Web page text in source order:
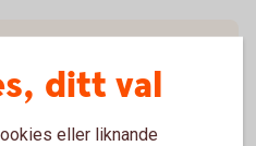
ditt val
eller liknande